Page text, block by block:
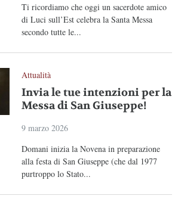
Ti ricordiamo che oggi un sacerdote amico
di Luci sull’Est celebra la Santa Messa
secondo tutte le...
Attualità
Invia le tue intenzioni per la
Messa di San Giuseppe!
9 marzo 2026
Domani inizia la Novena in preparazione
alla festa di San Giuseppe (che dal 1977
purtroppo lo Stato...